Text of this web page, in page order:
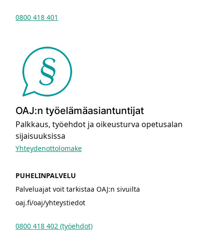
0800 418 401
OAJ:n työelämäasiantuntijat
Palkkaus, työehdot ja oikeusturva opetusalan
sijaisuuksissa
Yhteydenottolomake
PUHELINPALVELU
Palveluajat voit tarkistaa OAJ:n sivuilta
oaj.fi/oaj/yhteystiedot
0800 418 402 (työehdot)